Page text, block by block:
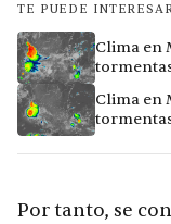
TE PUEDE
Clima en
Clima en
Por tanto, se